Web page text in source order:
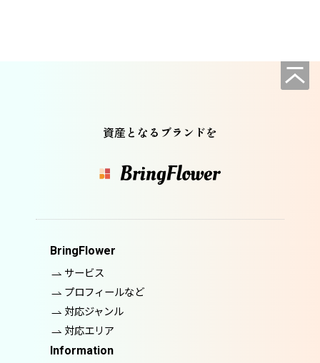
資産となるブランドを
BringFlower
サービス
プロフィールなど
対応ジャンル
対応エリア
Information